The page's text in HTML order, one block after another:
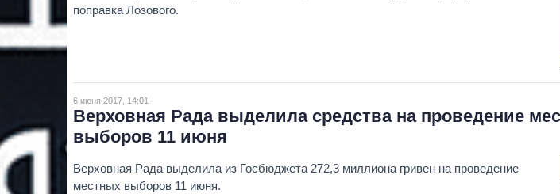
поправка Лозового.
6 июня 2017, 14:01
Верховная Рада выделила средства на проведение
выборов 11 июня
Верховная Рада выделила из Госбюджета 272,3 миллиона гривен на проведение
местных выборов 11 июня.